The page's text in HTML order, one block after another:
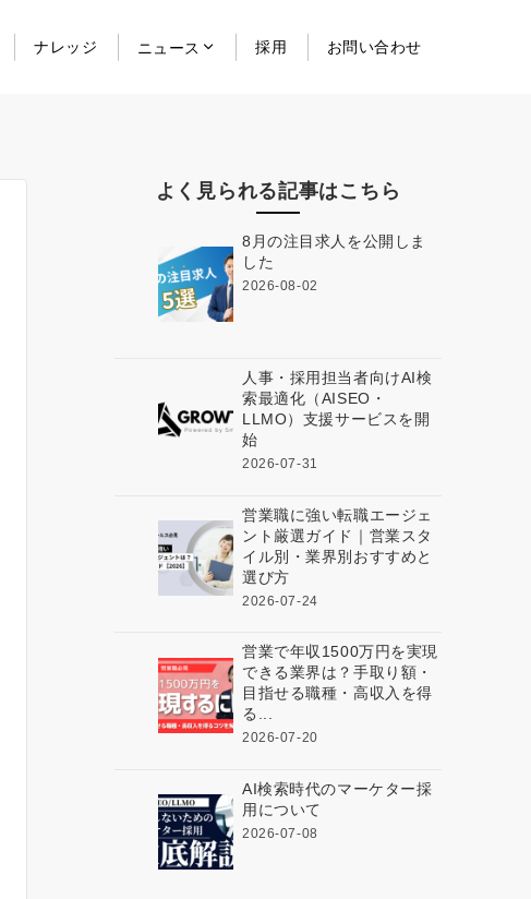
ナレッジ ニュース 採用 お問い合わせ
よく見られる記事はこちら
8月の注目求人を公開しま
した
2026-08-02
人事・採用担当者向けAI検
索最適化（AISEO・
LLMO）支援サービスを開
始
2026-07-31
営業職に強い転職エージェ
ント厳選ガイド｜営業スタ
イル別・業界別おすすめと
選び方
2026-07-24
営業で年収1500万円を実現
できる業界は？手取り額・
目指せる職種・高収入を得
る...
2026-07-20
AI検索時代のマーケター採
用について
2026-07-08